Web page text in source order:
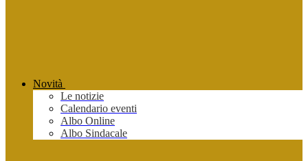
Novità
Le notizie
Calendario eventi
Albo Online
Albo Sindacale